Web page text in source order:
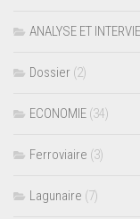
ANALYSE ET
Dossier (2)
ECONOMIE (34)
Ferroviaire (3)
Lagunaire (7)